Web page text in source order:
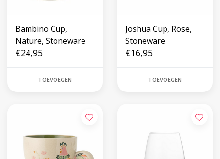
Bambino Cup,
Nature, Stoneware
€24,95
TOEVOEGEN
Joshua Cup, Rose,
Stoneware
€16,95
TOEVOEGEN